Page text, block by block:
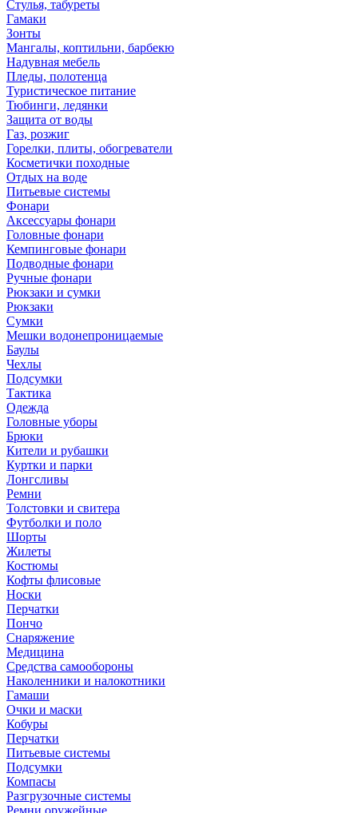
Стулья, табуреты
Гамаки
Зонты
Мангалы, коптильни, барбекю
Надувная мебель
Пледы, полотенца
Туристическое питание
Тюбинги, ледянки
Защита от воды
Газ, розжиг
Горелки, плиты, обогреватели
Косметички походные
Отдых на воде
Питьевые системы
Фонари
Аксессуары фонари
Головные фонари
Кемпинговые фонари
Подводные фонари
Ручные фонари
Рюкзаки и сумки
Рюкзаки
Сумки
Мешки водонепроницаемые
Баулы
Чехлы
Подсумки
Тактика
Одежда
Головные уборы
Брюки
Кители и рубашки
Куртки и парки
Лонгсливы
Ремни
Толстовки и свитера
Футболки и поло
Шорты
Жилеты
Костюмы
Кофты флисовые
Носки
Перчатки
Пончо
Снаряжение
Медицина
Средства самообороны
Наколенники и налокотники
Гамаши
Очки и маски
Кобуры
Перчатки
Питьевые системы
Подсумки
Компасы
Разгрузочные системы
Ремни оружейные